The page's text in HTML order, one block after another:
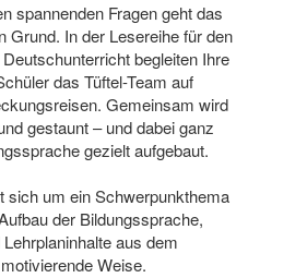
spannenden Fragen geht das
Grund. In der Lesereihe für den
begleiten Ihre
das Tüftel-Team auf
Gemeinsam wird
gestaunt – und dabei ganz
gezielt aufgebaut.
sich um ein Schwerpunkthema
der Bildungssprache,
aus dem
Weise.